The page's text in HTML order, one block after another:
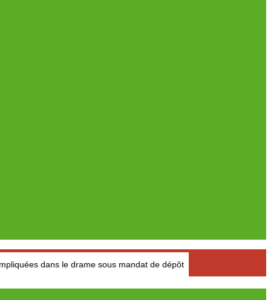
le drame sous mandat de dépôt Narcotrafic : L’Espagne